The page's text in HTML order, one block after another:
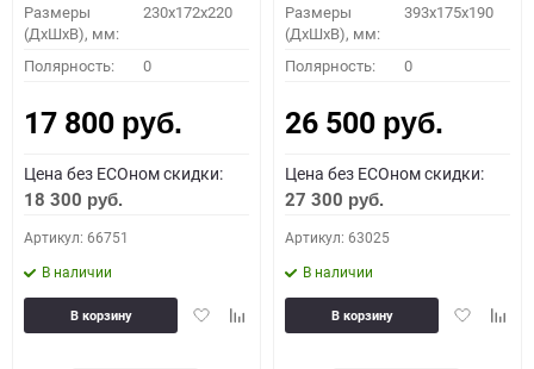
ПОДОБРАТЬ
Как определить полярность?
0 - обратная 1 - прямая 3 - обратная 4 - прямая
Размеры
(ДхШхВ), мм:
230x172x220
Полярность: 0
17 800 руб.
Цена без ECOном скидки:
18 300 руб.
Артикул: 66751
В наличии
ДобавитьДобавить
В корзину
Размеры
(ДхШхВ), мм:
393x175x190
Полярность: 0
26 500 руб.
Цена без ECOном скидки:
27 300 руб.
Артикул: 63025
В наличии
Добавить
В корзину